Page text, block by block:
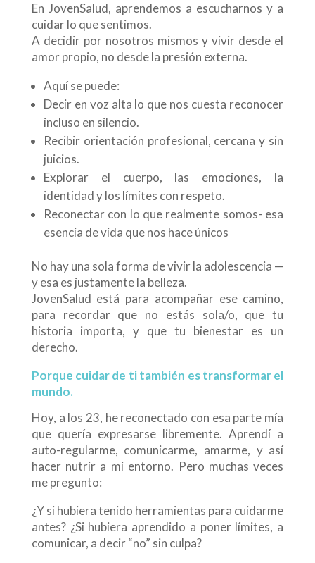
En JovenSalud, aprendemos a escucharnos y a
cuidar lo que sentimos.
A decidir por nosotros mismos y vivir desde el
amor propio, no desde la presión externa.
Aquí se puede:
Decir en voz alta lo que nos cuesta reconocer
incluso en silencio.
Recibir orientación profesional, cercana y sin
juicios.
Explorar el cuerpo, las emociones, la
identidad y los límites con respeto.
Reconectar con lo que realmente somos- esa
esencia de vida que nos hace únicos
No hay una sola forma de vivir la adolescencia —
y esa es justamente la belleza.
JovenSalud está para acompañar ese camino,
para recordar que no estás sola/o, que tu
historia importa, y que tu bienestar es un
derecho.
Porque cuidar de ti también es transformar el
mundo.
Hoy, a los 23, he reconectado con esa parte mía
que quería expresarse libremente. Aprendí a
auto-regularme, comunicarme, amarme, y así
hacer nutrir a mi entorno. Pero muchas veces
me pregunto:
¿Y si hubiera tenido herramientas para cuidarme
antes? ¿Si hubiera aprendido a poner límites, a
comunicar, a decir “no” sin culpa?